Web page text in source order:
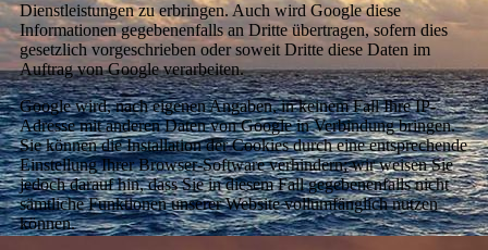
Dienstleistungen zu erbringen. Auch wird Google diese
Informationen gegebenenfalls an Dritte übertragen, sofern dies
gesetzlich vorgeschrieben oder soweit Dritte diese Daten im
Auftrag von Google verarbeiten.
Google wird, nach eigenen Angaben, in keinem Fall Ihre IP-
Adresse mit anderen Daten von Google in Verbindung bringen.
Sie können die Installation der Cookies durch eine entsprechende
Einstellung Ihrer Browser-Software verhindern; wir weisen Sie
jedoch darauf hin, dass Sie in diesem Fall gegebenenfalls nicht
sämtliche Funktionen unserer Website vollumfänglich nutzen
können.